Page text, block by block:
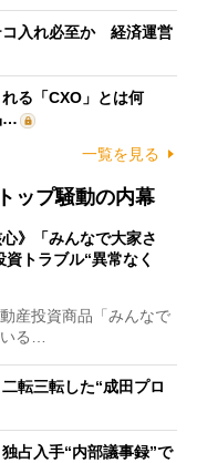
コ入れ必至か 経済運営
る「CXO」とは何
…
一覧を見る
ップ騒動の内幕
》「みんなで大家さ
トラブル“異常なく
産投資商品「みんなで
る…
転三転した“成田プロ
占入手“内部議事録”で